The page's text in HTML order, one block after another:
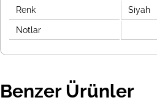
Renk Siyah
Notlar
Benzer Ürünler